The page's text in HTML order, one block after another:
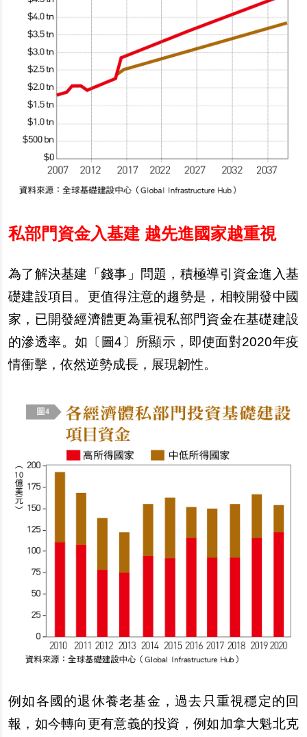
私部門資金入基建 越先進國家越重視
為了解決基建「錢事」問題，積極導引資金進入基
礎建設項目。更值得注意的趨勢是，相較開發中國
家，已開發經濟體更為重視私部門資金在基礎建設
的滲透率。如〔圖4〕所顯示，即使面對2020年疫
情衝擊，依然逆勢成長，展現韌性。
例如各國的退休養老基金，過去只重視穩定的回
報，如今轉向更有意義的投資，例如加拿大魁北克